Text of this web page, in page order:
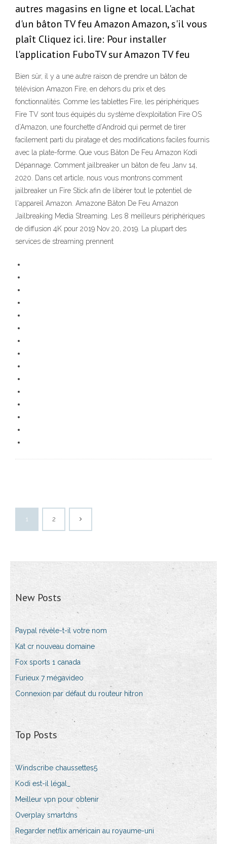
autres magasins en ligne et local. L'achat
d'un bâton TV feu Amazon Amazon, s'il vous
plaît Cliquez ici. lire: Pour installer
l'application FuboTV sur Amazon TV feu
Bien sûr, il y a une autre raison de prendre un bâton de
télévision Amazon Fire, en dehors du prix et des
fonctionnalités. Comme les tablettes Fire, les périphériques
Fire TV sont tous équipés du système d’exploitation Fire OS
d’Amazon, une fourchette d’Android qui permet de tirer
facilement parti du piratage et des modifications faciles fournis
avec la plate-forme. Que vous Bâton De Feu Amazon Kodi
Dépannage. Comment jailbreaker un bâton de feu Janv 14,
2020. Dans cet article, nous vous montrons comment
jailbreaker un Fire Stick afin de libérer tout le potentiel de
l'appareil Amazon. Amazone Bâton De Feu Amazon
Jailbreaking Media Streaming. Les 8 meilleurs périphériques
de diffusion 4K pour 2019 Nov 20, 2019. La plupart des
services de streaming prennent
1 2
New Posts
Paypal révèle-t-il votre nom
Kat cr nouveau domaine
Fox sports 1 canada
Furieux 7 mégavideo
Connexion par défaut du routeur hitron
Top Posts
Windscribe chaussettes5
Kodi est-il légal_
Meilleur vpn pour obtenir
Overplay smartdns
Regarder netflix américain au royaume-uni